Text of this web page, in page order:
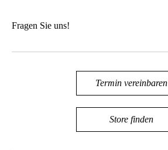
Fragen Sie uns!
Termin vereinbaren
Store finden